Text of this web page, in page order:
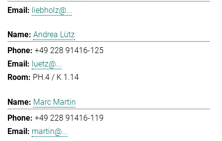
liebholz@...
Andrea Lütz
+49 228 91416-125
luetz@...
PH.4 / K 1.14
Marc Martin
+49 228 91416-119
martin@...